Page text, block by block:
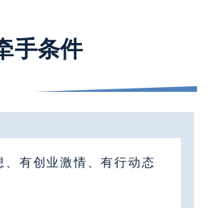
01
手条件
、有创业激情、有行动态